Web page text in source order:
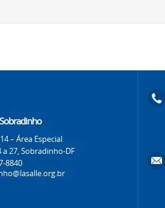
– Área Especial
a 27, Sobradinho-DF
8840